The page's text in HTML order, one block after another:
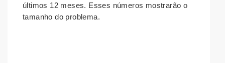
últimos 12 meses. Esses números mostrarão o
tamanho do problema.